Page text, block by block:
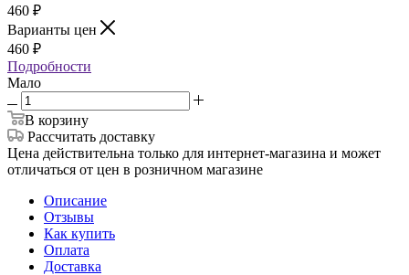
460 ₽
Варианты цен
460 ₽
Подробности
Мало
В корзину
Рассчитать доставку
Цена действительна только для интернет-магазина и может
отличаться от цен в розничном магазине
Описание
Отзывы
Как купить
Оплата
Доставка